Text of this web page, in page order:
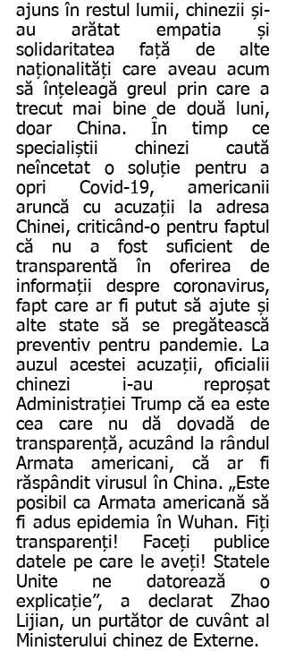
ajuns în restul lumii, chinezii și-
au arătat empatia și
solidaritatea față de alte
naționalități care aveau acum
să înțeleagă greul prin care a
trecut mai bine de două luni,
doar China. În timp ce
specialiștii chinezi caută
neîncetat o soluție pentru a
opri Covid-19, americanii
aruncă cu acuzații la adresa
Chinei, criticând-o pentru faptul
că nu a fost suficient de
transparentă în oferirea de
informații despre coronavirus,
fapt care ar fi putut să ajute și
alte state să se pregătească
preventiv pentru pandemie. La
auzul acestei acuzații, oficialii
chinezi i-au reproșat
Administrației Trump că ea este
cea care nu dă dovadă de
transparență, acuzând la rândul
Armata americani, că ar fi
răspândit virusul în China. „Este
posibil ca Armata americană să
fi adus epidemia în Wuhan. Fiți
transparenți! Faceți publice
datele pe care le aveți! Statele
Unite ne datorează o
explicație”, a declarat Zhao
Lijian, un purtător de cuvânt al
Ministerului chinez de Externe.